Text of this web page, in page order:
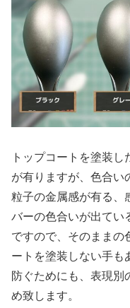
トップコートを塗装
が有りますが、色合い
粒子の金属感が有る、
バーの色合いが出てい
ですので、そのままの
ートを塗装しない手も
防ぐためにも、表現別
め致します。